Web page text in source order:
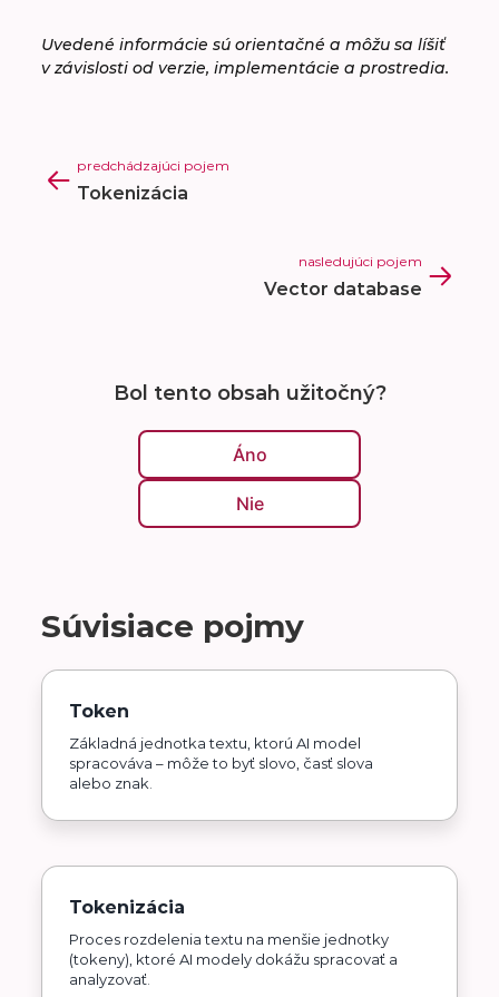
Uvedené informácie sú orientačné a môžu sa líšiť
v závislosti od verzie, implementácie a prostredia.
predchádzajúci pojem
Tokenizácia
nasledujúci pojem
Vector database
Bol tento obsah užitočný?
Áno
Nie
Súvisiace pojmy
Token
Základná jednotka textu, ktorú AI model
spracováva – môže to byť slovo, časť slova
alebo znak.
Tokenizácia
Proces rozdelenia textu na menšie jednotky
(tokeny), ktoré AI modely dokážu spracovať a
analyzovať.